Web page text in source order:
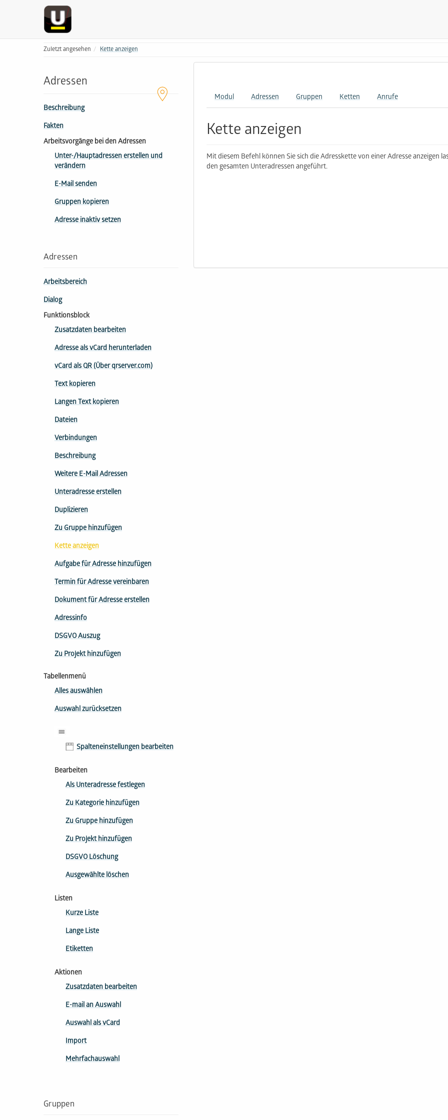
Zuletzt angesehen Kette anzeigen
Adressen
Beschreibung
Fakten
Arbeitsvorgänge bei den Adressen
Unter-/Hauptadressen erstellen und
verändern
E-Mail senden
Gruppen kopieren
Adresse inaktiv setzen
Adressen
Arbeitsbereich
Dialog
Funktionsblock
Zusatzdaten bearbeiten
Adresse als vCard herunterladen
vCard als QR (Über qrserver.com)
Text kopieren
Langen Text kopieren
Dateien
Verbindungen
Beschreibung
Weitere E-Mail Adressen
Unteradresse erstellen
Duplizieren
Zu Gruppe hinzufügen
Kette anzeigen
Aufgabe für Adresse hinzufügen
Termin für Adresse vereinbaren
Dokument für Adresse erstellen
Adressinfo
DSGVO Auszug
Zu Projekt hinzufügen
Tabellenmenü
Alles auswählen
Auswahl zurücksetzen
Spalteneinstellungen bearbeiten
Bearbeiten
Als Unteradresse festlegen
Zu Kategorie hinzufügen
Zu Gruppe hinzufügen
Zu Projekt hinzufügen
DSGVO Löschung
Ausgewählte löschen
Listen
Kurze Liste
Lange Liste
Etiketten
Aktionen
Zusatzdaten bearbeiten
E-mail an Auswahl
Auswahl als vCard
Import
Mehrfachauswahl
Gruppen
Modul Adressen Gruppen Ketten Anrufe
Kette anzeigen
Mit diesem Befehl können Sie sich die Adresskette von einer Adresse anzeigen
den gesamten Unteradressen angeführt.